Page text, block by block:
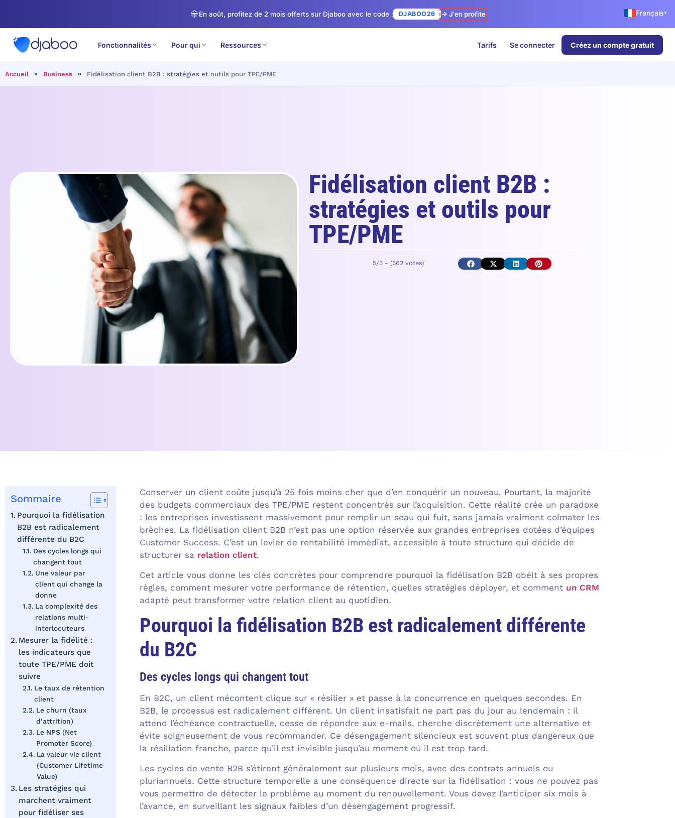
En août, profitez de 2 mois offerts sur Djaboo avec le code : DJABOO26 → J'en profite Français▾
Fonctionnalités Pour qui Ressources Tarifs Se connecter Créez un compte gratuit
Accueil Business Fidélisation client B2B : stratégies et outils pour TPE/PME
Fidélisation client B2B :
stratégies et outils pour
TPE/PME
5/5 - (562 votes)
Conserver un client coûte jusqu’à 25 fois moins cher que d’en conquérir un nouveau. Pourtant, la majorité
des budgets commerciaux des TPE/PME restent concentrés sur l’acquisition. Cette réalité crée un paradoxe
: les entreprises investissent massivement pour remplir un seau qui fuit, sans jamais vraiment colmater les
brèches. La fidélisation client B2B n’est pas une option réservée aux grandes entreprises dotées d’équipes
Customer Success. C’est un levier de rentabilité immédiat, accessible à toute structure qui décide de
structurer sa relation client.
Cet article vous donne les clés concrètes pour comprendre pourquoi la fidélisation B2B obéit à ses propres
règles, comment mesurer votre performance de rétention, quelles stratégies déployer, et comment un CRM
adapté peut transformer votre relation client au quotidien.
Pourquoi la fidélisation B2B est radicalement différente
du B2C
Des cycles longs qui changent tout
En B2C, un client mécontent clique sur « résilier » et passe à la concurrence en quelques secondes. En
B2B, le processus est radicalement différent. Un client insatisfait ne part pas du jour au lendemain : il
attend l’échéance contractuelle, cesse de répondre aux e-mails, cherche discrètement une alternative et
évite soigneusement de vous recommander. Ce désengagement silencieux est souvent plus dangereux que
la résiliation franche, parce qu’il est invisible jusqu’au moment où il est trop tard.
Les cycles de vente B2B s’étirent généralement sur plusieurs mois, avec des contrats annuels ou
pluriannuels. Cette structure temporelle a une conséquence directe sur la fidélisation : vous ne pouvez pas
vous permettre de détecter le problème au moment du renouvellement. Vous devez l’anticiper six mois à
l’avance, en surveillant les signaux faibles d’un désengagement progressif.
Sommaire
Pourquoi la fidélisation
B2B est radicalement
différente du B2C
Des cycles longs qui
changent tout
Une valeur par
client qui change la
donne
La complexité des
relations multi-
interlocuteurs
Mesurer la fidélité :
les indicateurs que
toute TPE/PME doit
suivre
Le taux de rétention
client
Le churn (taux
d’attrition)
Le NPS (Net
Promoter Score)
La valeur vie client
(Customer Lifetime
Value)
Les stratégies qui
marchent vraiment
pour fidéliser ses